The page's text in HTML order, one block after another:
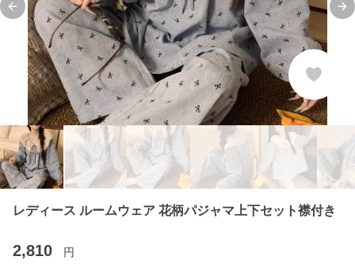
Previous slide
レディース ルームウェア 花柄パジャマ上下セット襟付き
2,810 円